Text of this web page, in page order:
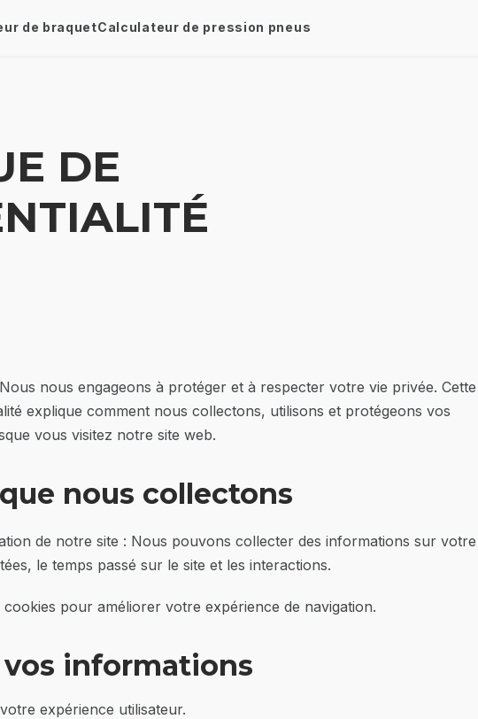
de braquetCalculateur de pression pneus
DE
nous engageons à protéger et à respecter votre vie privée. Cette
explique comment nous collectons, utilisons et protégeons vos
vous visitez notre site web.
nous collectons
de notre site : Nous pouvons collecter des informations sur votre
le temps passé sur le site et les interactions.
cookies pour améliorer votre expérience de navigation.
informations
expérience utilisateur.